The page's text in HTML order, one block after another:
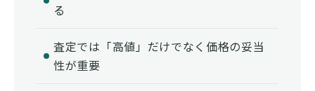
る
査定では「高値」だけでなく価格の妥当
性が重要